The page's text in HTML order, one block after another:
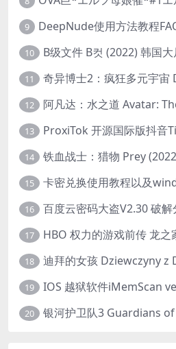
9 DeepNude使用方法教程
10
11
12
13
14 铁血战士：猎物 Prey
15 卡密兑换使用教程以及
16 百度云密码大盗V2.30 破
17
18
19
20